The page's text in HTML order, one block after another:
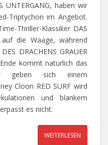
UNTERGANG, haben wir
Triptychon im Angebot.
Thriller-Klassiker DAS
auf die Waage, während
DRACHENS GRAUER
kommt natürlich das
geben sich einem
Cloon RED SURF wird
und blankem
es nicht.
WEITERLESEN